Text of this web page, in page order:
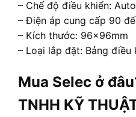
– Chế độ điều khiển:
– Điện áp cung cấp 90
– Kích thước: 96x96mm
– Loại lắp đặt: Bảng điều
Mua Selec ở
TNHH KỸ